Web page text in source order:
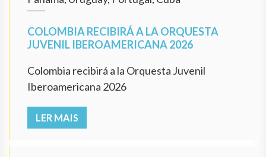
COLOMBIA RECIBIRÁ A LA ORQUESTA
JUVENIL IBEROAMERICANA 2026
Colombia recibirá a la Orquesta Juvenil
Iberoamericana 2026
LER MAIS